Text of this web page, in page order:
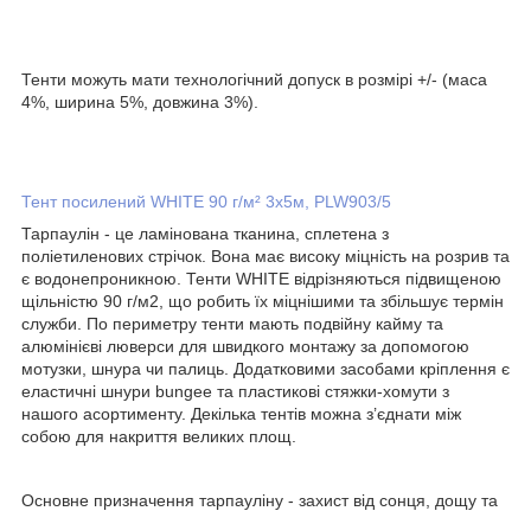
Тенти можуть мати технологічний допуск в розмірі +/- (маса
4%, ширина 5%, довжина 3%).
Тент посилений WHITE 90 г/м² 3х5м, PLW903/5
Тарпаулін - це ламінована тканина, сплетена з
поліетиленових стрічок. Вона має високу міцність на розрив та
є водонепроникною. Тенти WHITE відрізняються підвищеною
щільністю 90 г/м2, що робить їх міцнішими та збільшує термін
служби. По периметру тенти мають подвійну кайму та
алюмінієві люверси для швидкого монтажу за допомогою
мотузки, шнура чи палиць. Додатковими засобами кріплення є
еластичні шнури bungee та пластикові стяжки-хомути з
нашого асортименту. Декілька тентів можна з’єднати між
собою для накриття великих площ.
Основнe призначення тарпауліну - захист від сонця, дощу та